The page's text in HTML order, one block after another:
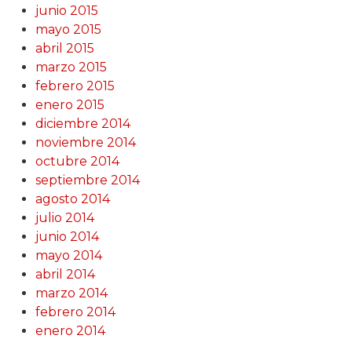
junio 2015
mayo 2015
abril 2015
marzo 2015
febrero 2015
enero 2015
diciembre 2014
noviembre 2014
octubre 2014
septiembre 2014
agosto 2014
julio 2014
junio 2014
mayo 2014
abril 2014
marzo 2014
febrero 2014
enero 2014